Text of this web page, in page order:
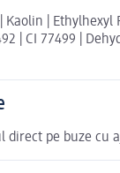
Kaolin |
| CI 77499 |
direct pe buze cu